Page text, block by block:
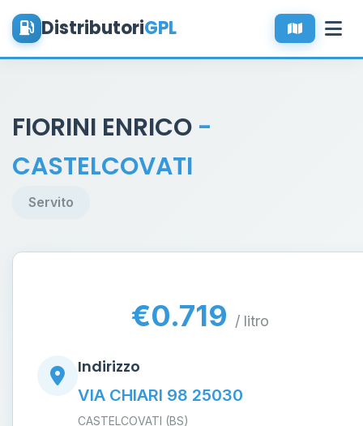
DistributoriGPL
FIORINI ENRICO -
CASTELCOVATI
Servito
€0.719 / litro
Indirizzo
VIA CHIARI 98 25030
CASTELCOVATI (BS)